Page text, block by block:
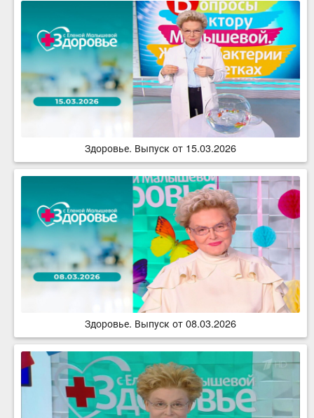
Здоровье. Выпуск от 15.03.2026
Здоровье. Выпуск от 08.03.2026